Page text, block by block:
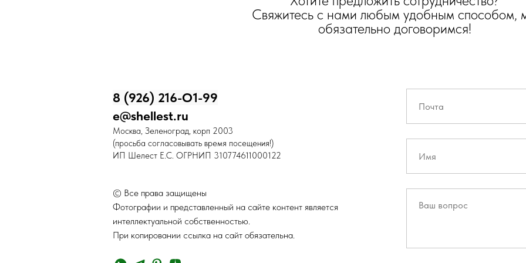
Свяжитесь с нами любым удобным способом,
обязательно договоримся!
8 (926) 216-О1-99
e@shellest.ru
Москва, Зеленоград, корп 2003
(просьба согласовывать время посещения!)
ИП Шелест Е.С. ОГРНИП 310774611000122
© Все права защищены
Фотографии и представленный на сайте контент является
интеллектуальной собственностью.
При копировании ссылка на сайт обязательна.